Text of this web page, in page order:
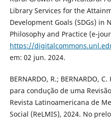
Library Services for the
Development Goals (SDGs) in
Philosophy and Practice (e-
https://
em: 02 jun. 2024.
BERNARDO, R.; BERNARDO,
para condução de uma
Revista Latinoamericana de
Social (ReLMIS), 2024. No